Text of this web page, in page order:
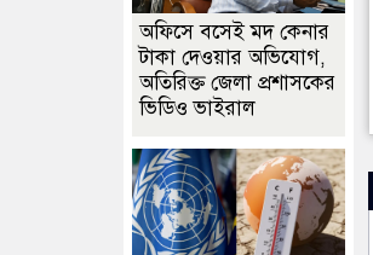
অফিসে বসেই মদ কেনার
টাকা দেওয়ার অভিযোগ,
অতিরিক্ত জেলা প্রশাসকের
ভিডিও ভাইরাল